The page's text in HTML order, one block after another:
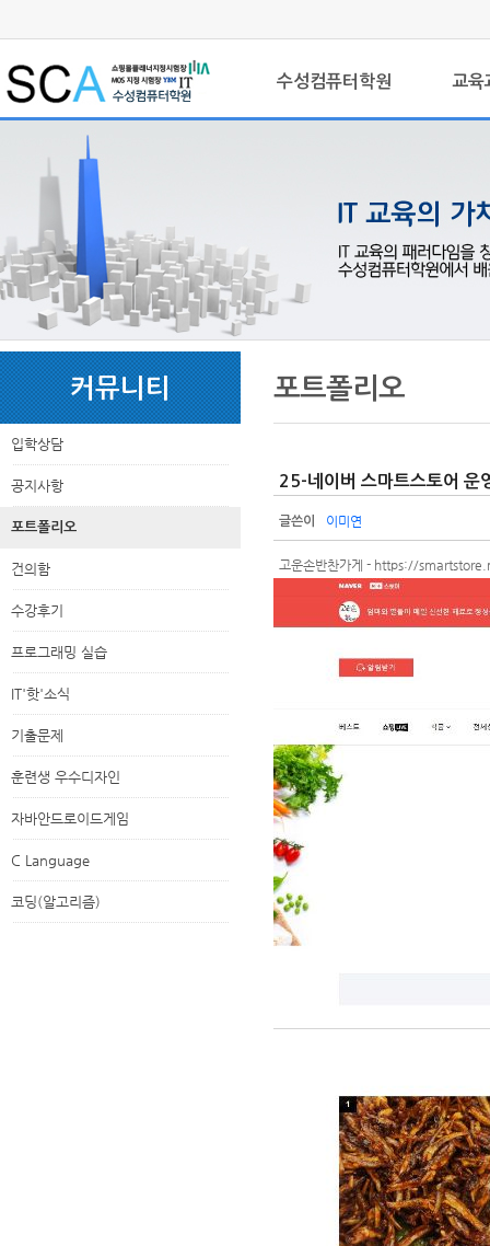
바
로
용
으
크인
메
수성컴퓨터학원 교육
본
문
내
용
하
위
메
뉴
커뮤니티
입학상담
공지사항
포트폴리오
건의함
수강후기
프로그래밍 실습
IT'핫'소식
기출문제
훈련생 우수디자인
자바안드로이드게임
C Language
코딩(알고리즘)
링
크
본
문
포트폴리오
25-네이버 스마트스토어 운
글쓴이 이미연
고운손반찬가게 - https://